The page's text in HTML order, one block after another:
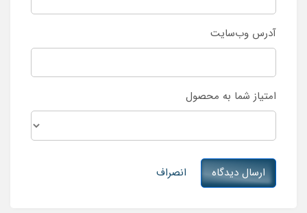
آدرس وب‌سایت
امتیاز شما به محصول
ارسال دیدگاه انصراف